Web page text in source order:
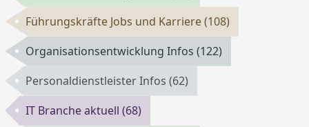
Führungskräfte Jobs und Karriere(108)
Organisationsentwicklung Infos(122)
Personaldienstleister Infos(62)
IT Branche aktuell(68)